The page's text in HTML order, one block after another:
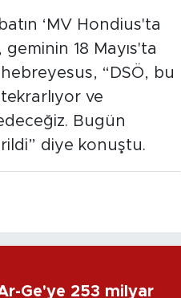
‘MV Hondius'ta
18 Mayıs'ta
“DSÖ, bu
ve
Bugün
diye konuştu.
Ge'ye 253 milyar